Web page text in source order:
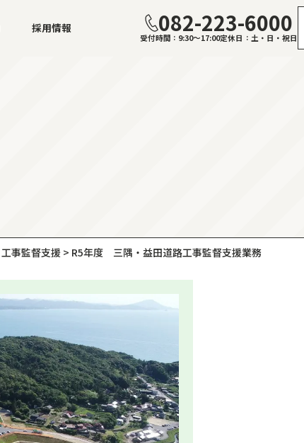
採用情報 082-223-6000
受付時間 9:30～17:00定休日 土・日・祝日
工事監督支援 > R5年度 三隅・益田道路工事監督支援業務